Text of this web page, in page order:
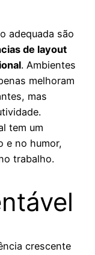
adequada são
de layout
. Ambientes
melhoram
mas
tem um
e no humor,
trabalho.
crescente